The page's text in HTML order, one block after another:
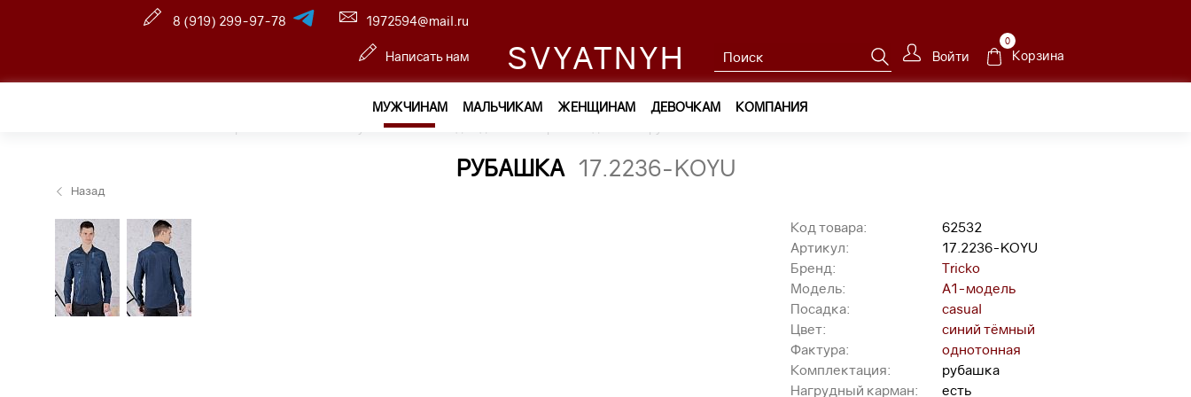
8 (919) 299-97-78 1972594@mail.ru
Написать нам SVYATNYH Войти
0
Корзина
МУЖЧИНАМ МАЛЬЧИКАМ ЖЕНЩИНАМ ДЕВОЧКАМ КОМПАНИЯ
Мужчинам —
РУБАШКА 17.2236-KOYU
Назад
Код товара:
62532
Артикул:
17.2236-KOYU
Бренд:
Tricko
Модель:
A1-модель
Посадка:
casual
Цвет:
синий тёмный
Фактура:
однотонная
Комплектация:
рубашка
Нагрудный карман:
есть